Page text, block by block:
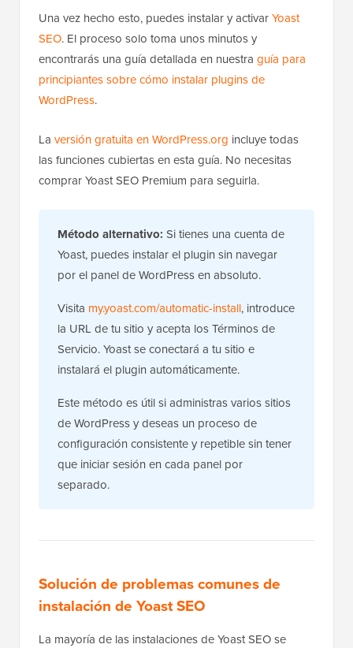
Una vez hecho esto, puedes instalar y activarYoast
SEO. El proceso solo toma unos minutos y
encontrarás una guía detallada en nuestra guía para
principiantes sobre cómo instalar plugins de
WordPress.
La versión gratuita en WordPress.org incluye todas
las funciones cubiertas en esta guía. No necesitas
comprar Yoast SEO Premium para seguirla.
Método alternativo: Si tienes una cuenta de
Yoast, puedes instalar el plugin sin navegar
por el panel de WordPress en absoluto.
Visita my.yoast.com/automatic-install, introduce
la URL de tu sitio y acepta los Términos de
Servicio. Yoast se conectará a tu sitio e
instalará el plugin automáticamente.
Este método es útil si administras varios sitios
de WordPress y deseas un proceso de
configuración consistente y repetible sin tener
que iniciar sesión en cada panel por
separado.
Solución de problemas comunes de
instalación de Yoast SEO
La mayoría de las instalaciones de Yoast SEO se